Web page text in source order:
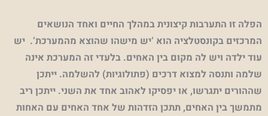
הפלה זו התערבות קיצונית במהלך החיים ואחד הנושאים
המרכזים בקונסטלציה הוא ‘יש מישהו שהוצא מהמערכת’. יש
עוד ילדה ויש לה מקום בין האחים. בלעדי זה המערכת אינה
שלמה ותנסה למצוא דרכים (פתולוגיות) להשלמה. ייתכן
שההורים יתגרשו, או יפסיקו לאהוב אחד את השני. ייתכן ריב
מתמשך בין האחים, תתכן הזדהות של אחד האחים עם האחות